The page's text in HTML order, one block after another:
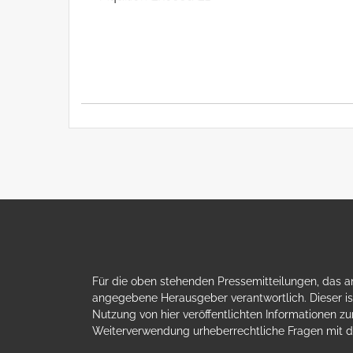
Für die oben stehenden Pressemitteilungen, das
angegebene Herausgeber verantwortlich. Dieser
Nutzung von hier veröffentlichten Informationen
Weiterverwendung urheberrechtliche Fragen mit